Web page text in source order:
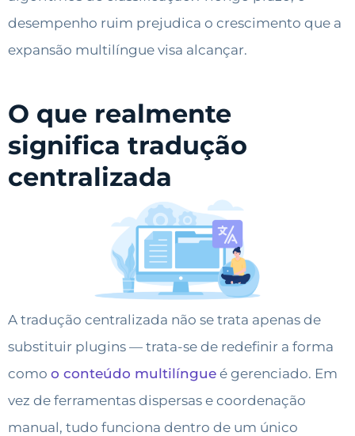
desempenho ruim prejudica o crescimento que a
expansão multilíngue visa alcançar.
O que realmente
significa tradução
centralizada
A tradução centralizada não se trata apenas de
substituir plugins — trata-se de redefinir a forma
como o conteúdo multilíngue é gerenciado. Em
vez de ferramentas dispersas e coordenação
manual, tudo funciona dentro de um único